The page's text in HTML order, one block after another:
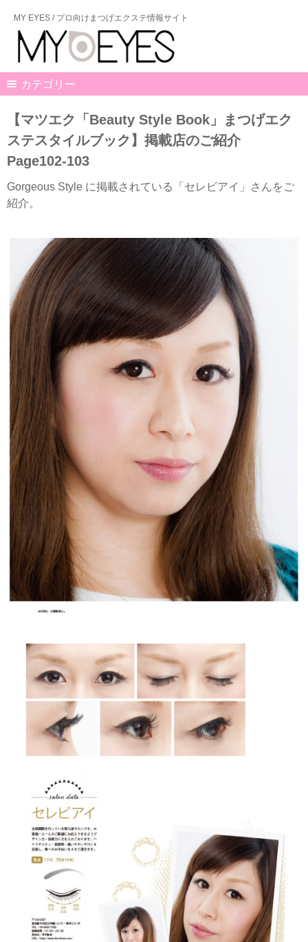
MY EYES / プロ向けまつげエクステ情報サイト
カテゴリー
【マツエク「Beauty Style Book」まつげエク
ステスタイルブック】掲載店のご紹介
Page102-103
Gorgeous Style に掲載されている「セレビアイ」さんをご
紹介。